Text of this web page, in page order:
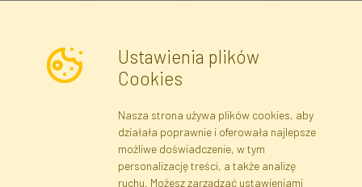
Zapisz się
Ustawienia plików
Cookies
Nasza strona używa plików cookies, aby
działała poprawnie i oferowała najlepsze
możliwe doświadczenie, w tym
personalizację treści, a także analizę
ruchu. Możesz zarządzać ustawieniami